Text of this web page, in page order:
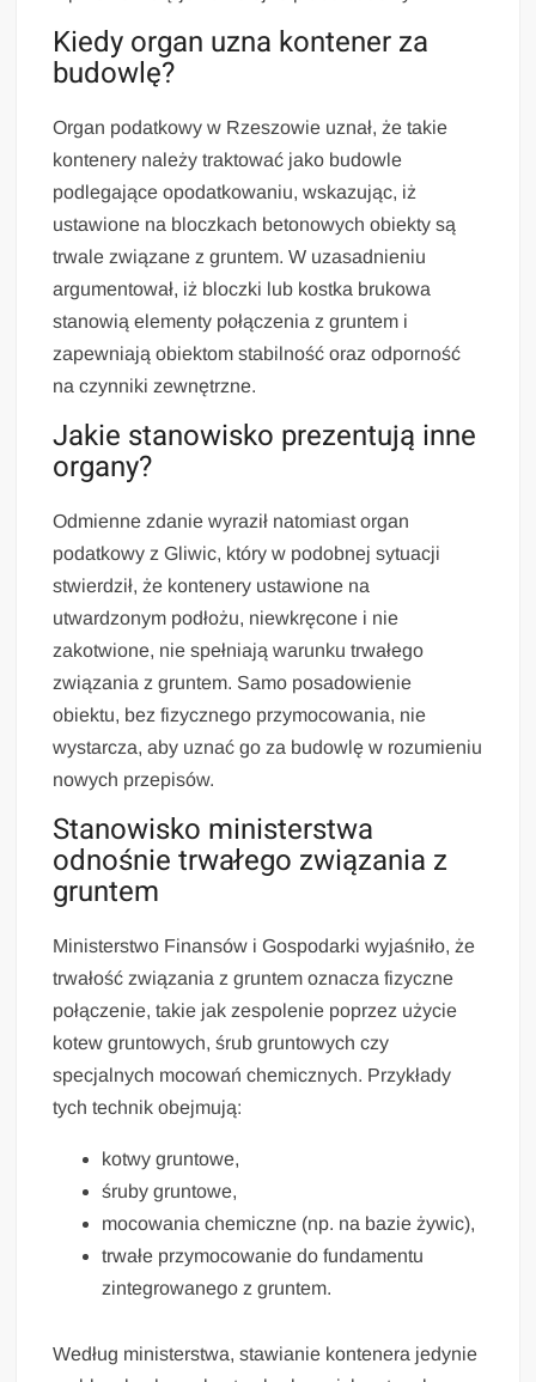
Kiedy organ uzna kontener za
budowlę?
Organ podatkowy w Rzeszowie uznał, że takie
kontenery należy traktować jako budowle
podlegające opodatkowaniu, wskazując, iż
ustawione na bloczkach betonowych obiekty są
trwale związane z gruntem. W uzasadnieniu
argumentował, iż bloczki lub kostka brukowa
stanowią elementy połączenia z gruntem i
zapewniają obiektom stabilność oraz odporność
na czynniki zewnętrzne.
Jakie stanowisko prezentują inne
organy?
Odmienne zdanie wyraził natomiast organ
podatkowy z Gliwic, który w podobnej sytuacji
stwierdził, że kontenery ustawione na
utwardzonym podłożu, niewkręcone i nie
zakotwione, nie spełniają warunku trwałego
związania z gruntem. Samo posadowienie
obiektu, bez fizycznego przymocowania, nie
wystarcza, aby uznać go za budowlę w rozumieniu
nowych przepisów.
Stanowisko ministerstwa
odnośnie trwałego związania z
gruntem
Ministerstwo Finansów i Gospodarki wyjaśniło, że
trwałość związania z gruntem oznacza fizyczne
połączenie, takie jak zespolenie poprzez użycie
kotew gruntowych, śrub gruntowych czy
specjalnych mocowań chemicznych. Przykłady
tych technik obejmują:
kotwy gruntowe,
śruby gruntowe,
mocowania chemiczne (np. na bazie żywic),
trwałe przymocowanie do fundamentu
zintegrowanego z gruntem.
Według ministerstwa, stawianie kontenera jedynie